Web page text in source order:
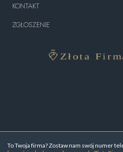
To Twoja firma? Zostaw nam swój numer
KONTAKT
ZGŁOSZENIE